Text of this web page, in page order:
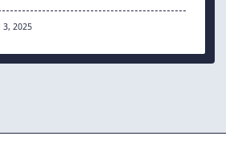
3, 2025